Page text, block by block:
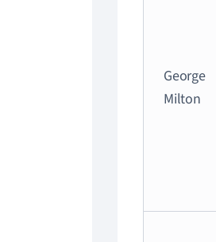
George
Milton